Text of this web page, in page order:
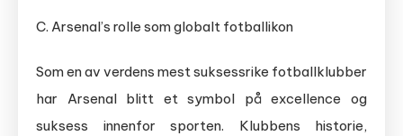
C. Arsenal’s rolle som globalt fotballikon
Som en av verdens mest suksessrike fotballklubber
har Arsenal blitt et symbol på excellence og
suksess innenfor sporten. Klubbens historie,